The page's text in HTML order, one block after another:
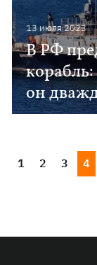
13 июля 2023
В РФ
он
1 2 3 4